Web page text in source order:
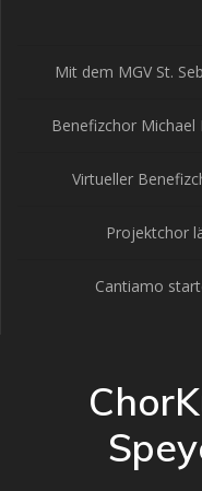
Mit dem MGV St.
Benefizchor Michael
Virtueller
Projektchor
Cantiamo